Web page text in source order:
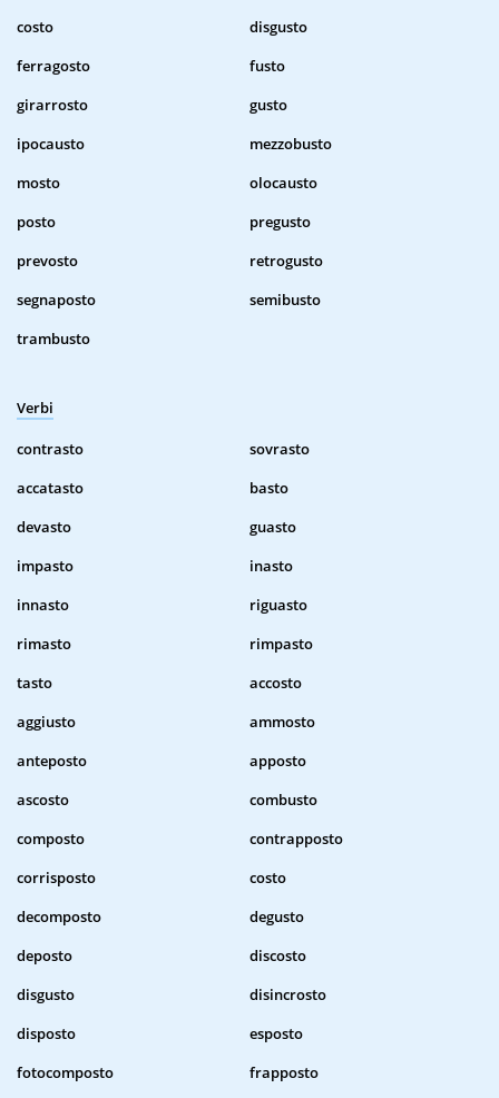
costo
disgusto
ferragosto
fusto
girarrosto
gusto
ipocausto
mezzobusto
mosto
olocausto
posto
pregusto
prevosto
retrogusto
segnaposto
semibusto
trambusto
Verbi
contrasto
sovrasto
accatasto
basto
devasto
guasto
impasto
inasto
innasto
riguasto
rimasto
rimpasto
tasto
accosto
aggiusto
ammosto
anteposto
apposto
ascosto
combusto
composto
contrapposto
corrisposto
costo
decomposto
degusto
deposto
discosto
disgusto
disincrosto
disposto
esposto
fotocomposto
frapposto